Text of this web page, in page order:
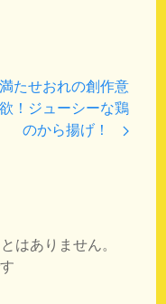
満たせおれの創作意
欲！ジューシーな鶏
のから揚げ！
はありません。